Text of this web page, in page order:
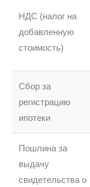
НДС (налог на
добавленную
стоимость)
Сбор за
регистрацию
ипотеки
Пошлина за
выдачу
свидетельства о